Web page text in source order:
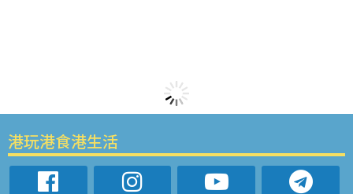
港玩港食港生活